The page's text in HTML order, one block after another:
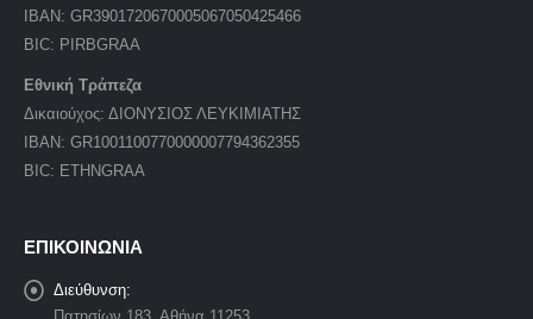
IBAN: GR3901720670005067050425466
BIC: PIRBGRAA
Εθνική Τράπεζα
Δικαιούχος: ΔΙΟΝΥΣΙΟΣ ΛΕΥΚΙΜΙΑΤΗΣ
IBAN: GR1001100770000007794362355
BIC: ETHNGRAA
ΕΠΙΚΟΙΝΩΝΙΑ
Διεύθυνση: